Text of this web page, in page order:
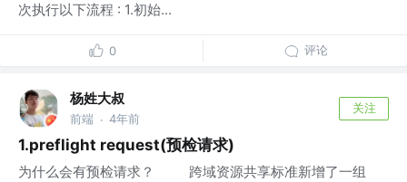
次执行以下流程 : 1.初始...
0 评论
杨姓大叔
前端 · 4年前
关注
1.preflight request(预检请求)
为什么会有预检请求？ 跨域资源共享标准新增了一组